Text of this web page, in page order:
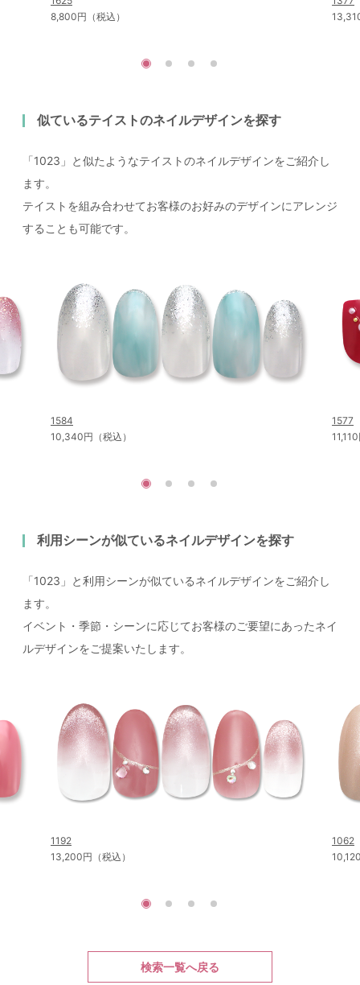
8,800円（税込）
似ているテイストのネイルデザインを探す
「1023」と似たようなテイストのネイルデザインをご紹介し
ます。
テイストを組み合わせてお客様のお好みのデザインにアレンジ
することも可能です。
1584
10,340円（税込）
1577
利用シーンが似ているネイルデザインを探す
「1023」と利用シーンが似ているネイルデザインをご紹介し
ます。
イベント・季節・シーンに応じてお客様のご要望にあったネイ
ルデザインをご提案いたします。
1192
13,200円（税込）
1062
検索一覧へ戻る